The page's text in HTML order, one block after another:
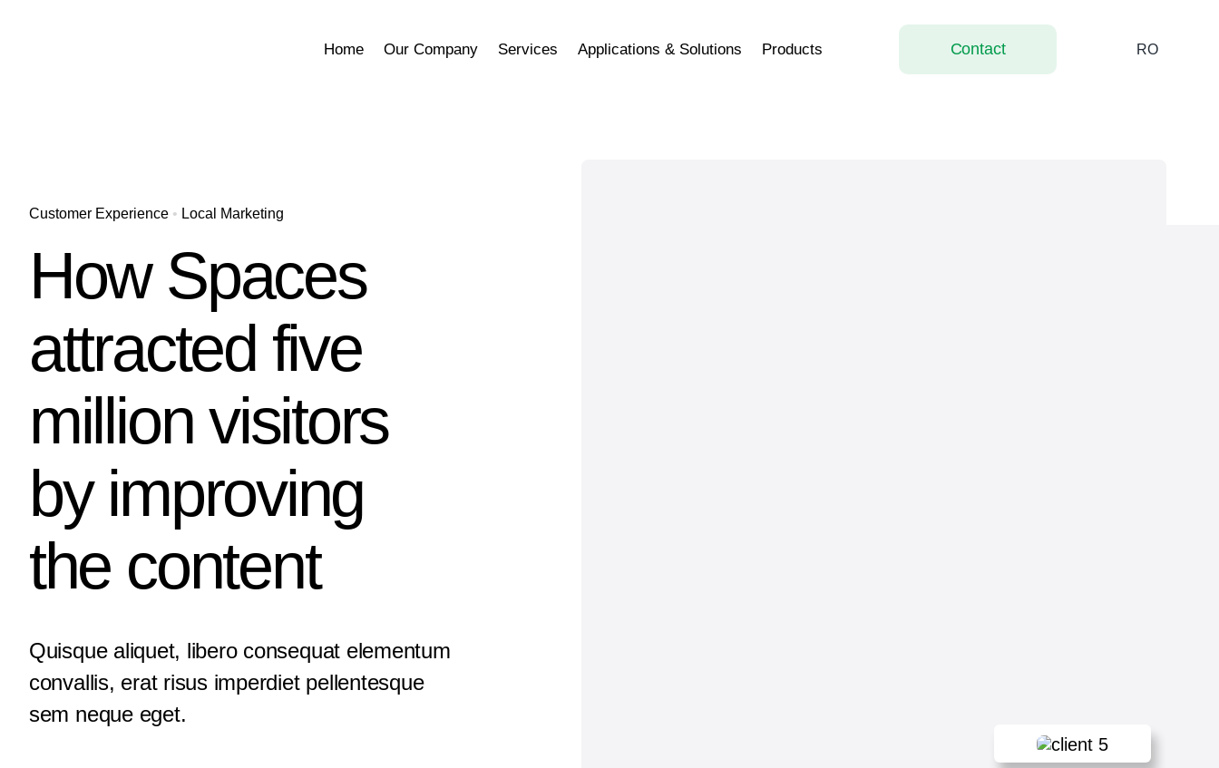
Home Our Company Services Applications & Solutions Products Contact RO
Customer Experience• Local Marketing
How Spaces
attracted five
million visitors
by improving
the content
Quisque aliquet, libero consequat elementum
convallis, erat risus imperdiet pellentesque
sem neque eget.